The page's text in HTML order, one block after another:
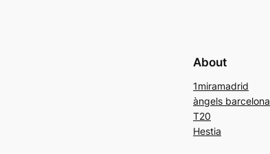
About
1miramadrid
àngels barcelona
T20
Hestia